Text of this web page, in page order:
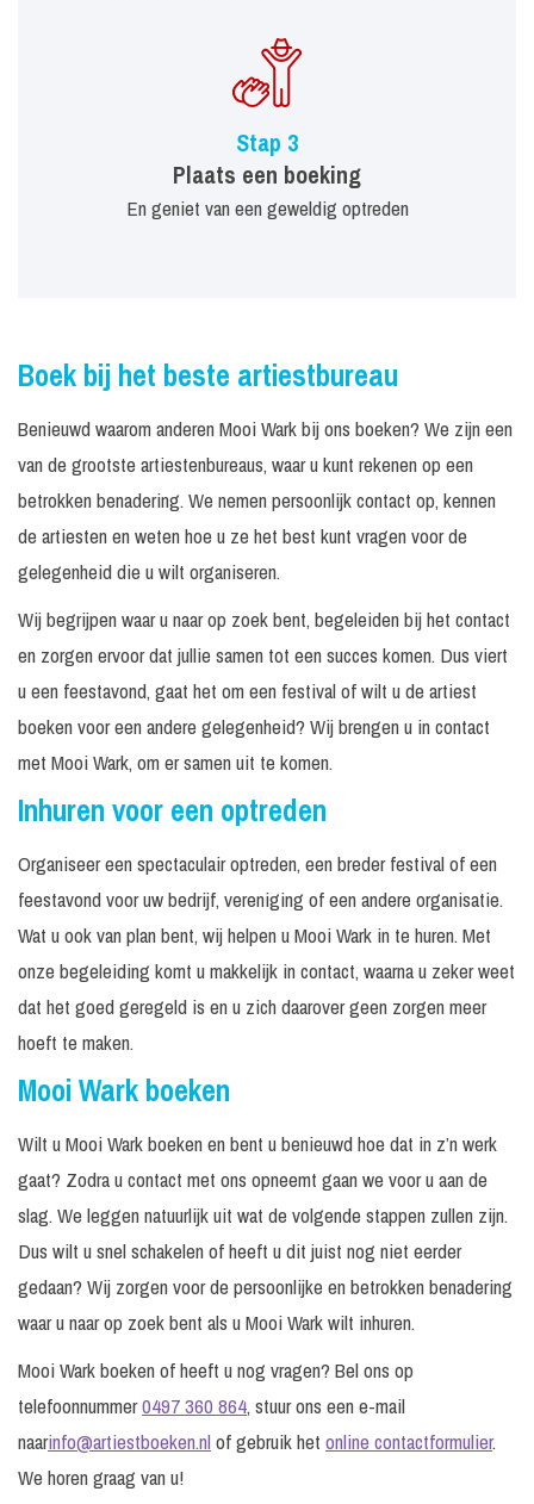
Stap 3
Plaats een boeking
En geniet van een geweldig optreden
Boek bij het beste artiestbureau
Benieuwd waarom anderen Mooi Wark bij ons boeken? We zijn een
van de grootste artiestenbureaus, waar u kunt rekenen op een
betrokken benadering. We nemen persoonlijk contact op, kennen
de artiesten en weten hoe u ze het best kunt vragen voor de
gelegenheid die u wilt organiseren.
Wij begrijpen waar u naar op zoek bent, begeleiden bij het contact
en zorgen ervoor dat jullie samen tot een succes komen. Dus viert
u een feestavond, gaat het om een festival of wilt u de artiest
boeken voor een andere gelegenheid? Wij brengen u in contact
met Mooi Wark, om er samen uit te komen.
Inhuren voor een optreden
Organiseer een spectaculair optreden, een breder festival of een
feestavond voor uw bedrijf, vereniging of een andere organisatie.
Wat u ook van plan bent, wij helpen u Mooi Wark in te huren. Met
onze begeleiding komt u makkelijk in contact, waarna u zeker weet
dat het goed geregeld is en u zich daarover geen zorgen meer
hoeft te maken.
Mooi Wark boeken
Wilt u Mooi Wark boeken en bent u benieuwd hoe dat in z’n werk
gaat? Zodra u contact met ons opneemt gaan we voor u aan de
slag. We leggen natuurlijk uit wat de volgende stappen zullen zijn.
Dus wilt u snel schakelen of heeft u dit juist nog niet eerder
gedaan? Wij zorgen voor de persoonlijke en betrokken benadering
waar u naar op zoek bent als u Mooi Wark wilt inhuren.
Mooi Wark boeken of heeft u nog vragen? Bel ons op
telefoonnummer0497 360 864, stuur ons een e-mail
naarinfo@artiestboeken.nlof gebruik het online contactformulier.
We horen graag van u!